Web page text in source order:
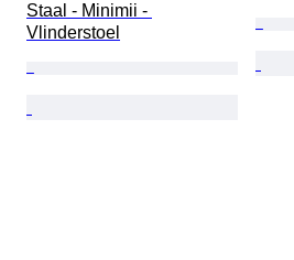
Staal - Minimii -
Vlinderstoel